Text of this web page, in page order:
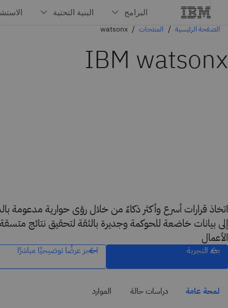
الصفحة الرئيسية المنتجات watsonx
IBM watsonx
اتخاذ قرارات أسرع وأكثر ذكاءً من خلال رؤى حوارية مدعومة
إلى بيانات خاضعة للحوكمة وجديرة بالثقة لتحقيق نتائج
الأعمال
بدء التجربة احجز عرضًا توضيحيًا مباشرًا
لمحة عامة دراسات حالة الموارد